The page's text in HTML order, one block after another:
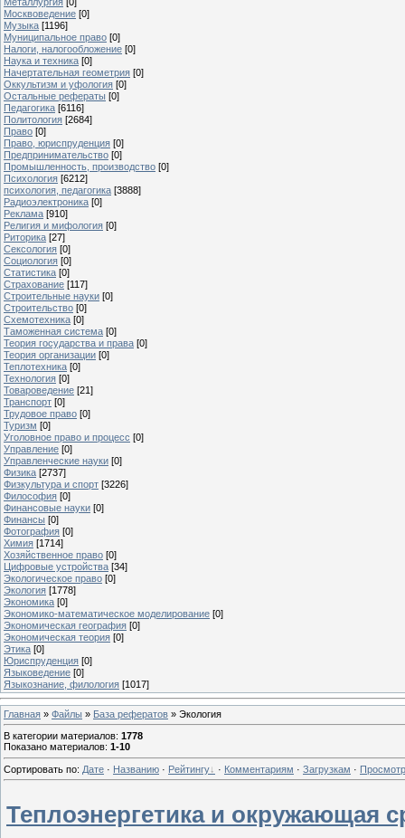
Москвоведение [0]
Музыка [1196]
Муниципальное право [0]
Налоги, налогообложение [0]
Наука и техника [0]
Начертательная геометрия [0]
Оккультизм и уфология [0]
Остальные рефераты [0]
Педагогика [6116]
Политология [2684]
Право [0]
Право, юриспруденция [0]
Предпринимательство [0]
Промышленность, производство [0]
Психология [6212]
психология, педагогика [3888]
Радиоэлектроника [0]
Реклама [910]
Религия и мифология [0]
Риторика [27]
Сексология [0]
Социология [0]
Статистика [0]
Страхование [117]
Строительные науки [0]
Строительство [0]
Схемотехника [0]
Таможенная система [0]
Теория государства и права [0]
Теория организации [0]
Теплотехника [0]
Технология [0]
Товароведение [21]
Транспорт [0]
Трудовое право [0]
Туризм [0]
Уголовное право и процесс [0]
Управление [0]
Управленческие науки [0]
Физика [2737]
Физкультура и спорт [3226]
Философия [0]
Финансовые науки [0]
Финансы [0]
Фотография [0]
Химия [1714]
Хозяйственное право [0]
Цифровые устройства [34]
Экологическое право [0]
Экология [1778]
Экономика [0]
Экономико-математическое моделирование [0]
Экономическая география [0]
Экономическая теория [0]
Этика [0]
Юриспруденция [0]
Языковедение [0]
Языкознание, филология [1017]
Главная » Файлы » База рефератов » Экология
В категории материалов: 1778
Показано материалов: 1-10
Сортировать по: Дате · Названию · Рейтингу · Комментариям · Загрузкам ·
Теплоэнергетика и окружающая